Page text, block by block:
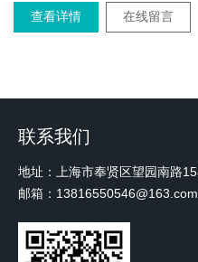
查看详情 在线留言
联系我们
邮箱：13816550546@163.com